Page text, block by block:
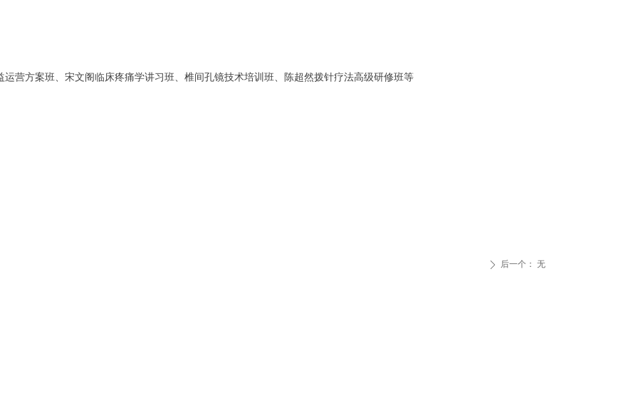
营方案班、宋文阁临床疼痛学讲习班、椎间孔镜技术培训班、陈超然拨针疗法高级研修班等
ꄲ 后一个： 无